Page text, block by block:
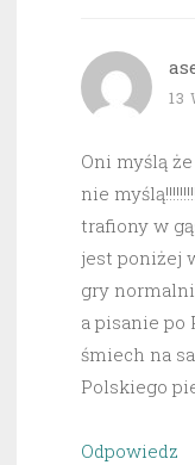
13
Oni myślą
nie
trafiony w
jest poniżej
gry
a pisanie po
śmiech na
Polskiego
Odpowiedz